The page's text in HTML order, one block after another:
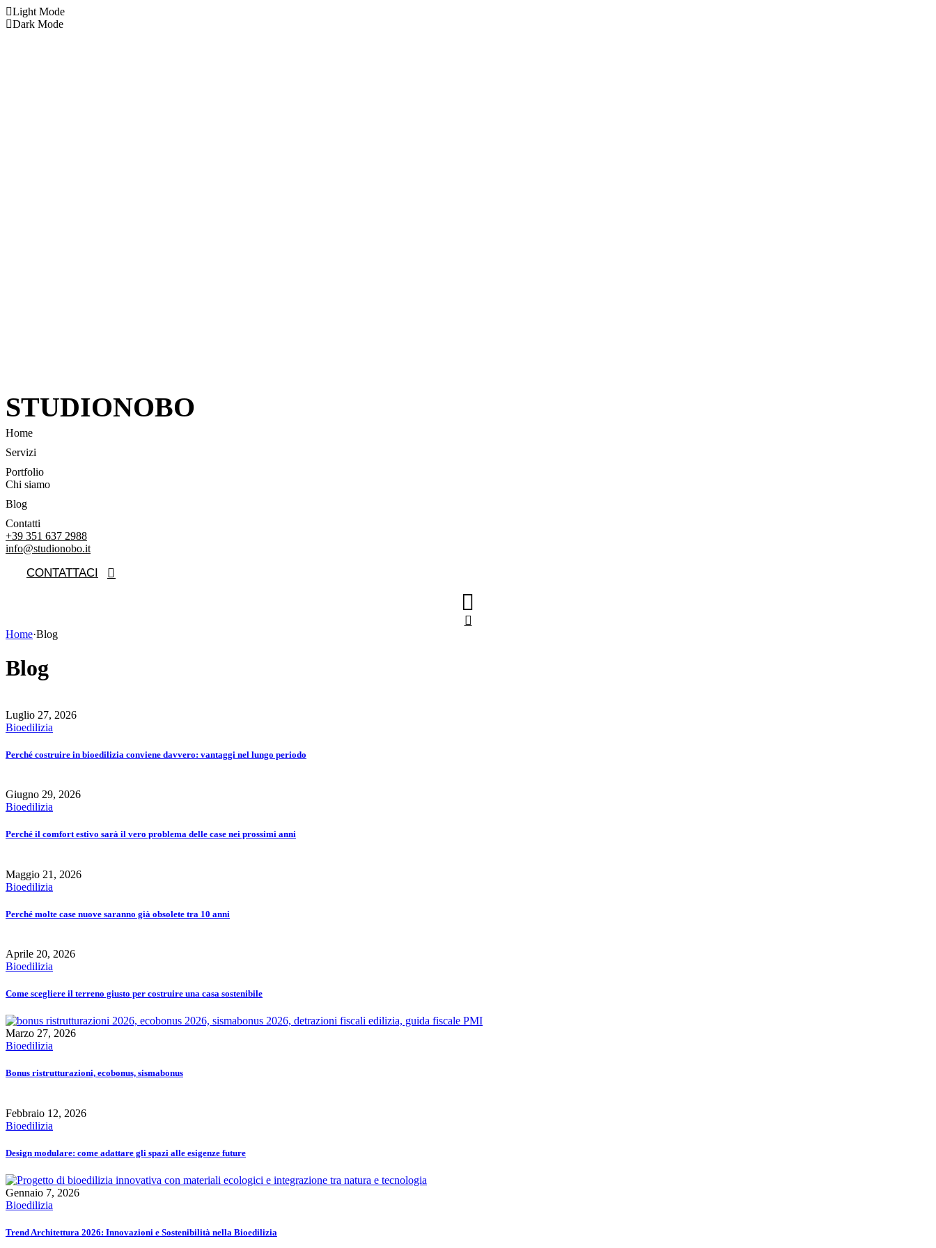
Light Mode
Dark Mode
STUDIONOBO
Home
Servizi
Portfolio
Chi siamo
Blog
Contatti
+39 351 637 2988
info@studionobo.it
CONTATTACI
Home·Blog
Blog
Luglio 27, 2026
Bioedilizia
Perché costruire in bioedilizia conviene davvero: vantaggi nel lungo periodo
Giugno 29, 2026
Bioedilizia
Perché il comfort estivo sarà il vero problema delle case nei prossimi anni
Maggio 21, 2026
Bioedilizia
Perché molte case nuove saranno già obsolete tra 10 anni
Aprile 20, 2026
Bioedilizia
Come scegliere il terreno giusto per costruire una casa sostenibile
Marzo 27, 2026
Bioedilizia
Bonus ristrutturazioni, ecobonus, sismabonus
Febbraio 12, 2026
Bioedilizia
Design modulare: come adattare gli spazi alle esigenze future
Gennaio 7, 2026
Bioedilizia
Trend Architettura 2026: Innovazioni e Sostenibilità nella Bioedilizia